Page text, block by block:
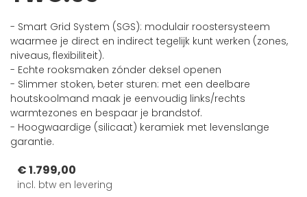
- Smart Grid System (SGS): modulair roostersysteem
waarmee je direct en indirect tegelijk kunt werken (zones,
niveaus, flexibiliteit).
- Echte rooksmaken zónder deksel openen
- Slimmer stoken, beter sturen: met een deelbare
houtskoolmand maak je eenvoudig links/rechts
warmtezones en bespaar je brandstof.
- Hoogwaardige (silicaat) keramiek met levenslange
garantie.
€ 1.799,00
incl. btw en levering
van
de
afbeeldingen-
gallerij